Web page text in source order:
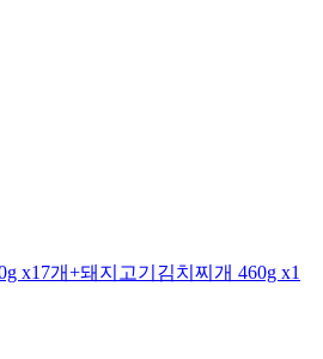
x17개+돼지고기김치찌개 460g x1